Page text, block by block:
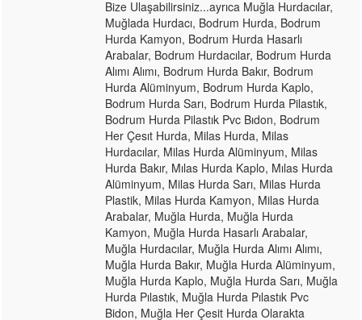
Bize Ulaşabilirsiniz...ayrıca Muğla Hurdacılar,
Muğlada Hurdacı, Bodrum Hurda, Bodrum
Hurda Kamyon, Bodrum Hurda Hasarlı
Arabalar, Bodrum Hurdacılar, Bodrum Hurda
Alımı Alımı, Bodrum Hurda Bakır, Bodrum
Hurda Alüminyum, Bodrum Hurda Kaplo,
Bodrum Hurda Sarı, Bodrum Hurda Pilastık,
Bodrum Hurda Pilastık Pvc Bıdon, Bodrum
Her Çesıt Hurda, Milas Hurda, Milas
Hurdacılar, Milas Hurda Alüminyum, Milas
Hurda Bakır, Mılas Hurda Kaplo, Mılas Hurda
Alüminyum, Milas Hurda Sarı, Milas Hurda
Plastik, Milas Hurda Kamyon, Milas Hurda
Arabalar, Muğla Hurda, Muğla Hurda
Kamyon, Muğla Hurda Hasarlı Arabalar,
Muğla Hurdacılar, Muğla Hurda Alımı Alımı,
Muğla Hurda Bakır, Muğla Hurda Alüminyum,
Muğla Hurda Kaplo, Muğla Hurda Sarı, Muğla
Hurda Pılastık, Muğla Hurda Pılastık Pvc
Bidon, Muğla Her Çesit Hurda Olarakta